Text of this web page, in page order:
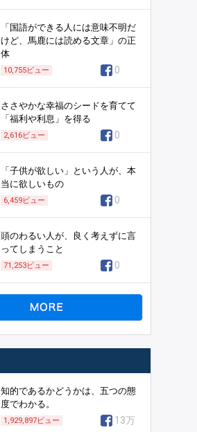
「国語ができる人には意味不明だ
けど、馬鹿には読める文章」の正
体
10,755ビュー 0
ささやかな幸福のシードを育てて
「福利や利息」を得る
2,616ビュー 0
「子供が欲しい」という人が、本
当に欲しいもの
6,459ビュー 0
頭のわるい人が、良く考えずに言
ってしまうこと
71,253ビュー 0
知的であるかどうかは、五つの態
度でわかる。
1,929,897ビュー 13万